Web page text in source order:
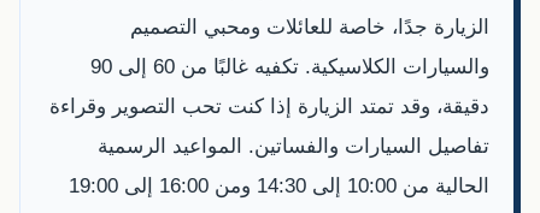
الزيارة جدًا، خاصة للعائلات ومحبي التصميم
والسيارات الكلاسيكية. تكفيه غالبًا من 60 إلى 90
دقيقة، وقد تمتد الزيارة إذا كنت تحب التصوير وقراءة
تفاصيل السيارات والفساتين. المواعيد الرسمية
الحالية من 10:00 إلى 14:30 ومن 16:00 إلى 19:00